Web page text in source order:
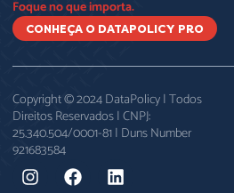
Foque no que importa.
CONHEÇA O DATAPOLICY PRO
Copyright © 2024 DataPolicy | Todos
Direitos Reservados | CNPJ:
25.340.504/0001-81 | Duns Number
921683584